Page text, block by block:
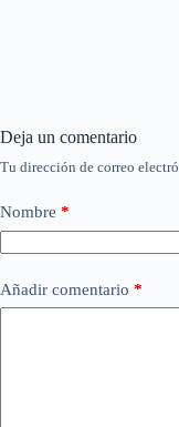
Deja un comentario
Tu dirección de correo
Nombre *
Añadir comentario *